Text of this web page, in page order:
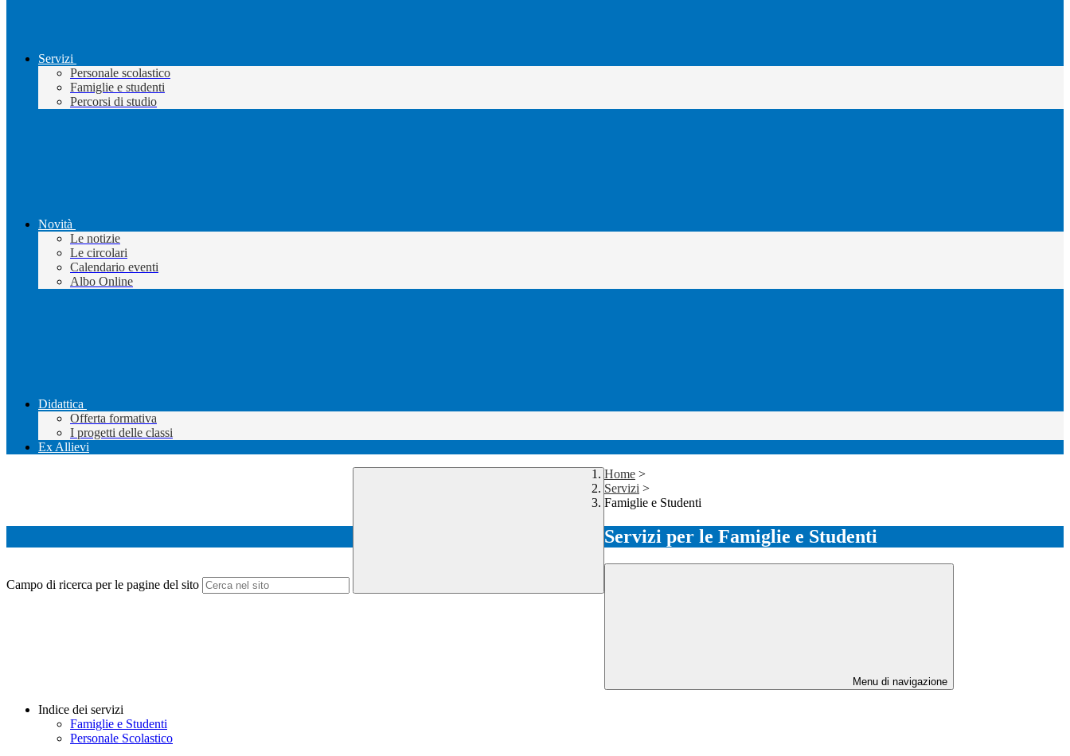
Servizi
Personale scolastico
Famiglie e studenti
Percorsi di studio
Novità
Le notizie
Le circolari
Calendario eventi
Albo Online
Didattica
Offerta formativa
I progetti delle classi
Ex Allievi
Campo di ricerca per le pagine del sito
Home >
Servizi >
Famiglie e Studenti
Servizi per le Famiglie e Studenti
Menu di navigazione
Indice dei servizi
Famiglie e Studenti
Personale Scolastico